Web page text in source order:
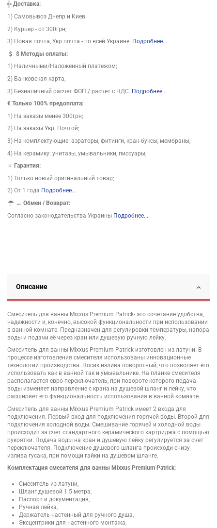
╬ Доставка:
1) Самовывоз Днепр и Киев
2) Курьер - от 300грн;
3) Новая почта, Укр почта - по всей Украине Подробнее...
$Методы оплаты:
1) Наличными/Наложенный платежом;
2) Банковская карта;
3) Безналичный расчет ФОП / расчет с НДС. Подробнее...
€ Только 100% предоплата:
1) На заказы менее 300грн;
2) На заказы Укр. Почтой;
3) На комплектующие: аэраторы, фитинги, кран-буксы, мембраны;
4) На керамику: унитазы, умывальники, писсуары;
☼ Гарантия:
1) Только новый оригинальный товар;
2) От 1 года Подробнее...
↔Обмен / Возврат:
Согласно законодательства Украины Подробнее...
Описание
Смеситель для ванны Mixxus Premium Patrick- это сочетание удобства,
надежности и, конечно, высокой функциональности при использовании
в ванной комнате. Предназначен для регулировки температуры, напора
воды и подачи её через кран или душевую ручную лейку.
Смеситель для ванны Mixxus Premium Patrick изготовлен из латуни. В
процессе изготовления смесителя использованы инновационные
технологии производства. Носик излива поворотный, что позволяет его
использовать как в ванной так и умывальнике. На планке смесителя
располагается евро-переключатель, при повороте которого подача
воды изменяет направление с крана на душевой шланг и лейку, что
расширяет его функциональность использования в ванной комнате.
Смеситель для ванны Mixxus Premium Patrick имеет 2 входа для
подключения. Первый вход для подключения горячей воды. Второй для
подключения холодной воды. Смешивание горячей и холодной воды
происходит за счет стандартного керамического картриджа с помощью
рукоятки. Подача воды на кран и душевую лейку регулируется за счет
переключателя. Подключение душевого шланга происходи снизу
излива гусака, при помощи гайки на душевом шланге.
Комплектация смесителя для ванны Mixxus Premium Patrick:
Смеситель из латуни,
Шланг душевой 1.5 метра,
Паспорт и документация,
Ручная лейка,
Держатель настенный для ручного душа,
Эксцентрики для настенного монтажа,